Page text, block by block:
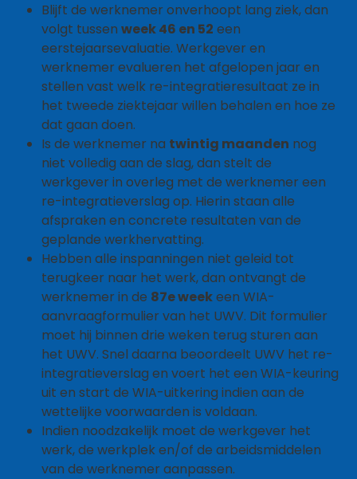
Blijft de werknemer onverhoopt lang ziek, dan
volgt tussenweek 46 en 52 een
eerstejaarsevaluatie. Werkgever en
werknemer evalueren het afgelopen jaar en
stellen vast welk re-integratieresultaat ze in
het tweede ziektejaar willen behalen en hoe ze
dat gaan doen.
Is de werknemer na twintig maanden nog
niet volledig aan de slag, dan stelt de
werkgever in overleg met de werknemer een
re-integratieverslag op. Hierin staan alle
afspraken en concrete resultaten van de
geplande werkhervatting.
Hebben alle inspanningen niet geleid tot
terugkeer naar het werk, dan ontvangt de
werknemer in de 87e weekeen WIA-
aanvraagformulier van het UWV. Dit formulier
moet hij binnen drie weken terug sturen aan
het UWV. Snel daarna beoordeelt UWV het re-
integratieverslag en voert het een WIA-keuring
uit en start de WIA-uitkering indien aan de
wettelijke voorwaarden is voldaan.
Indien noodzakelijk moet de werkgever het
werk, de werkplek en/of de arbeidsmiddelen
van de werknemer aanpassen.